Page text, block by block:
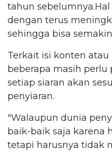
tahun
dengan terus
sehingga bisa
Terkait isi konten
beberapa masih perlu
setiap siaran akan
penyiaran.
"Walaupun dunia
baik-baik saja karena
tetapi harusnya tidak